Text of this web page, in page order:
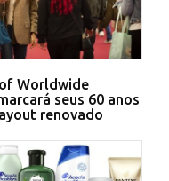
Worldwide
seus 60 anos
renovado